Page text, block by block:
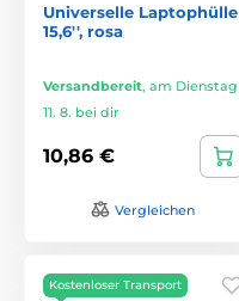
Universelle Laptophülle
15,6'', rosa
Versandbereit, am Dienstag
11. 8. bei dir
10,86 €
Vergleichen
Kostenloser Transport